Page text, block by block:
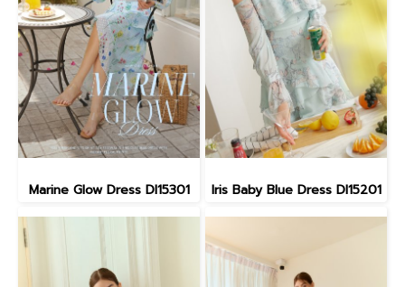
Marine Glow Dress DI15301 Iris Baby Blue Dress DI15201